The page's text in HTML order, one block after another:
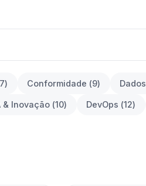
7) Conformidade (9) Dados
& Inovação (10) DevOps (12)